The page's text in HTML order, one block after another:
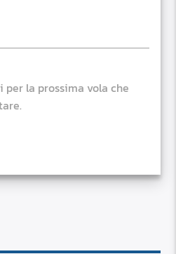
per la prossima vola che